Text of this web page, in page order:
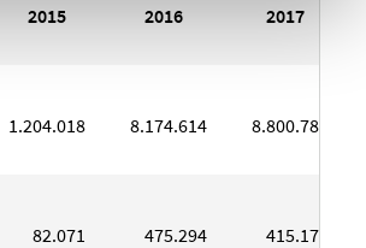
2015 2016 2017
1.204.018 8.174.614 8.800.781
82.071 475.294 415.176